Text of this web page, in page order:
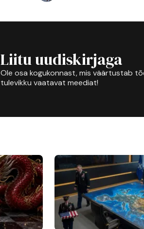
Liitu uudiskirjaga
Ole osa kogukonnast, mis väärtustab
tulevikku vaatavat meediat!